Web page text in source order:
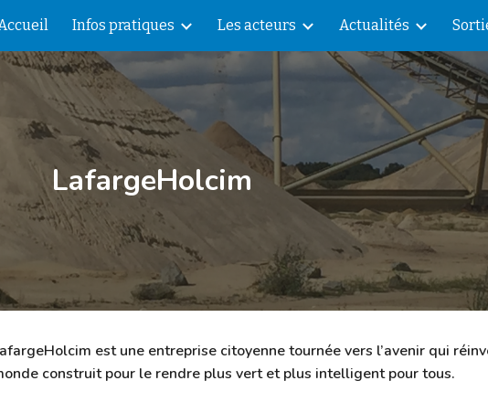
content Skip to navigation
Infos pratiques Les acteurs Actualités
LafargeHolcim
est une entreprise citoyenne tournée vers l’avenir qui
construit pour le rendre plus vert et plus intelligent pour tous.